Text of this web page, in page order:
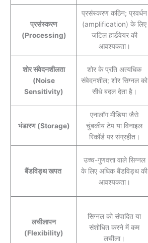
प्रसंस्करण
(Processing)
प्रसंस्करण कठिन; प्रवर्धन
(amplification) के लिए
जटिल हार्डवेयर की
आवश्यकता।
शोर संवेदनशीलता
(Noise
Sensitivity)
शोर के प्रति अत्यधिक
संवेदनशील; शोर सिग्नल को
सीधे बदल देता है।
भंडारण (Storage)
एनालॉग मीडिया जैसे
चुंबकीय टेप या विनाइल
रिकॉर्ड पर संग्रहीत।
बैंडविड्थ खपत
उच्च-गुणवत्ता वाले सिग्नल
के लिए अधिक बैंडविड्थ की
आवश्यकता।
लचीलापन
(Flexibility)
सिग्नल को संपादित या
संशोधित करने में कम
लचीला।